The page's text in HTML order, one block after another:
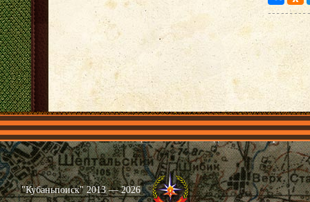
Главная Имена Общественные объединения Проекты
"Кубаньпоиск" 2013 — 2026